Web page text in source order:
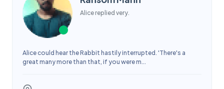
Alice replied very.
Alice could hear the Rabbit hastily interrupted. 'There's a
great many more than that, if you were m...